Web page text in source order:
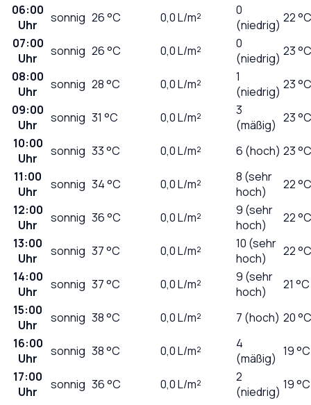
06:00
Uhr
sonnig 26°C 0,0L/m²
0
(niedrig) 22 °C
07:00
Uhr
sonnig 26°C 0,0L/m²
0
(niedrig) 23 °C
08:00
Uhr
sonnig 28°C 0,0L/m²
1
(niedrig) 23 °C
09:00
Uhr
sonnig 31 °C 0,0L/m²
3
(mäßig) 23 °C
10:00
Uhr
sonnig 33°C 0,0L/m² 6 (hoch) 23 °C
11:00
Uhr
sonnig 34°C 0,0L/m²
8 (sehr
hoch)
22 °C
12:00
Uhr
sonnig 36°C 0,0L/m²
9 (sehr
hoch)
22 °C
13:00
Uhr
sonnig 37°C 0,0L/m²
10 (sehr
hoch)
22 °C
14:00
Uhr
sonnig 37°C 0,0L/m²
9 (sehr
hoch)
21 °C
15:00
Uhr
sonnig 38°C 0,0L/m² 7 (hoch) 20 °C
16:00
Uhr
sonnig 38°C 0,0L/m²
4
(mäßig) 19 °C
17:00
Uhr
sonnig 36°C 0,0L/m²
2
(niedrig) 19 °C